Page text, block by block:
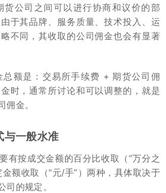
货公司之间可以进行协商和议价的部
于其品牌、服务质量、技术投入、运
不同，其收取的公司佣金也会有显著
额是：交易所手续费 + 期货公司佣
时，通常所讨论和可以调整的，就是
金。
与一般水准
有按成交金额的百分比收取（“万分之
额收取（“元/手”）两种，具体取决于
司的规定。